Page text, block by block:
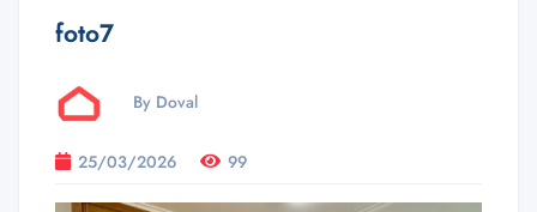
foto7
By Doval
25/03/2026 99